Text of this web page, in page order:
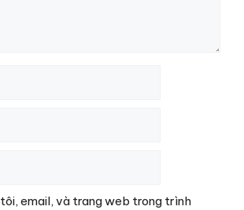
email, và trang web trong trình